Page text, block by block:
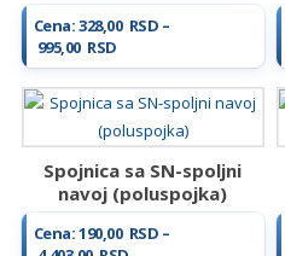
Cena:328,00 RSD –
995,00 RSD
Raspon
cena:
od
328,00 RSD
995,00 RSD
Spojnica sa SN-spoljni
navoj (poluspojka)
Cena:190,00 RSD –